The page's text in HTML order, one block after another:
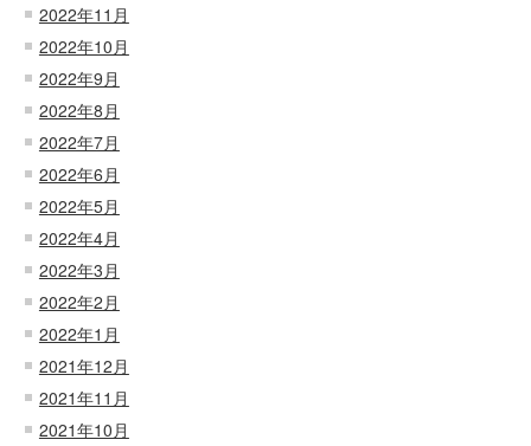
2022年11月
2022年10月
2022年9月
2022年8月
2022年7月
2022年6月
2022年5月
2022年4月
2022年3月
2022年2月
2022年1月
2021年12月
2021年11月
2021年10月